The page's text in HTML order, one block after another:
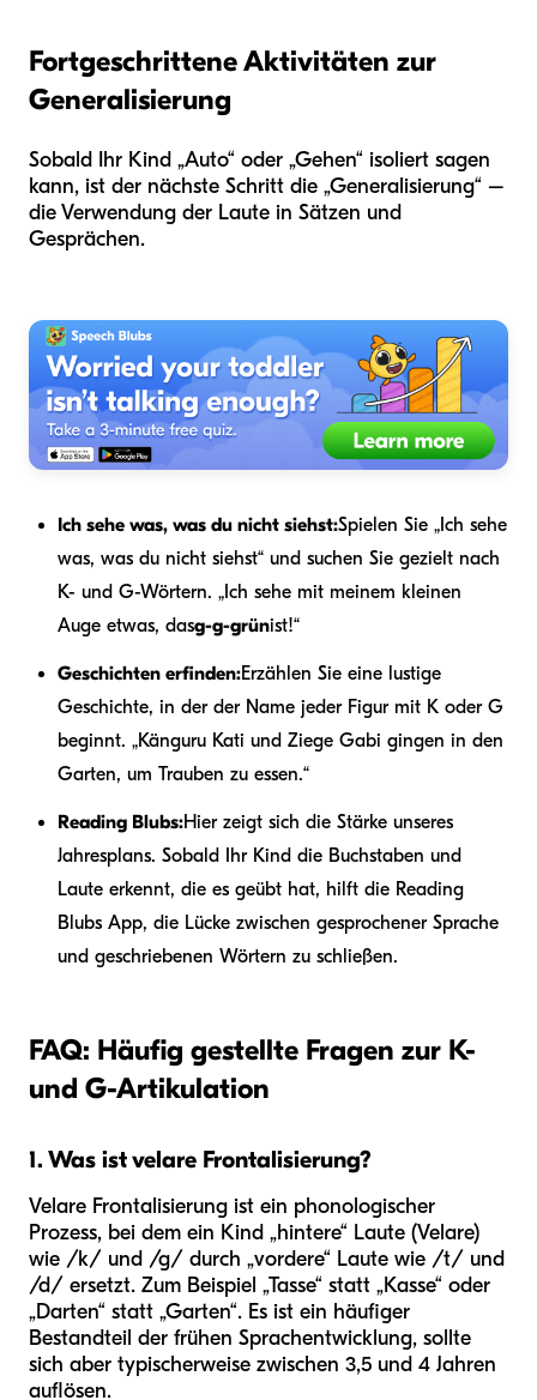
Fortgeschrittene Aktivitäten zur
Generalisierung
Sobald Ihr Kind „Auto“ oder „Gehen“ isoliert sagen
kann, ist der nächste Schritt die „Generalisierung“ –
die Verwendung der Laute in Sätzen und
Gesprächen.
Ich sehe was, was du nicht siehst:Spielen Sie „Ich sehe
was, was du nicht siehst“ und suchen Sie gezielt nach
K- und G-Wörtern. „Ich sehe mit meinem kleinen
Auge etwas, dasg-g-grünist!“
Geschichten erfinden:Erzählen Sie eine lustige
Geschichte, in der der Name jeder Figur mit K oder G
beginnt. „Känguru Kati und Ziege Gabi gingen in den
Garten, um Trauben zu essen.“
Reading Blubs:Hier zeigt sich die Stärke unseres
Jahresplans. Sobald Ihr Kind die Buchstaben und
Laute erkennt, die es geübt hat, hilft die Reading
Blubs App, die Lücke zwischen gesprochener Sprache
und geschriebenen Wörtern zu schließen.
FAQ: Häufig gestellte Fragen zur K-
und G-Artikulation
1. Was ist velare Frontalisierung?
Velare Frontalisierung ist ein phonologischer
Prozess, bei dem ein Kind „hintere“ Laute (Velare)
wie /k/ und /g/ durch „vordere“ Laute wie /t/ und
/d/ ersetzt. Zum Beispiel „Tasse“ statt „Kasse“ oder
„Darten“ statt „Garten“. Es ist ein häufiger
Bestandteil der frühen Sprachentwicklung, sollte
sich aber typischerweise zwischen 3,5 und 4 Jahren
auflösen.